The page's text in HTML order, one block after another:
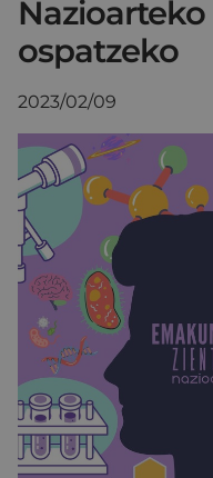
Nazioarteko
ospatzeko
2023/02/09